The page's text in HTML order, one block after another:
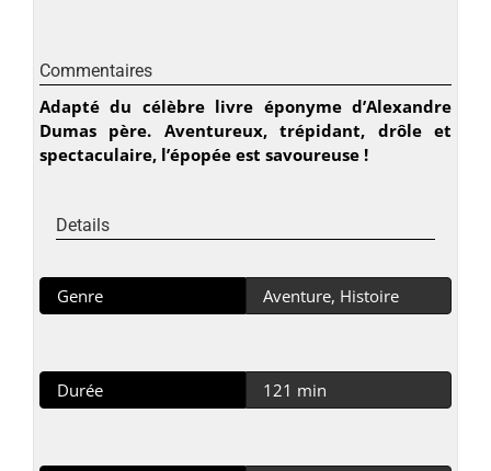
Commentaires
Adapté du célèbre livre éponyme d’Alexandre
Dumas père. Aventureux, trépidant, drôle et
spectaculaire, l’épopée est savoureuse !
Details
Genre Aventure, Histoire
Durée 121 min